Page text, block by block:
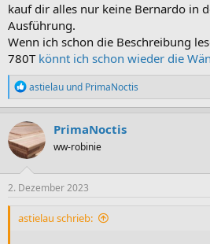
kauf dir alles nur keine Bernardo in
Ausführung.
Wenn ich schon die Beschreibung
780T könnt ich schon wieder die
R
e
a
k
t
i
o
n
e
astielau und PrimaNoctis
PrimaNoctis
ww-robinie
2. Dezember 2023
astielau schrieb: